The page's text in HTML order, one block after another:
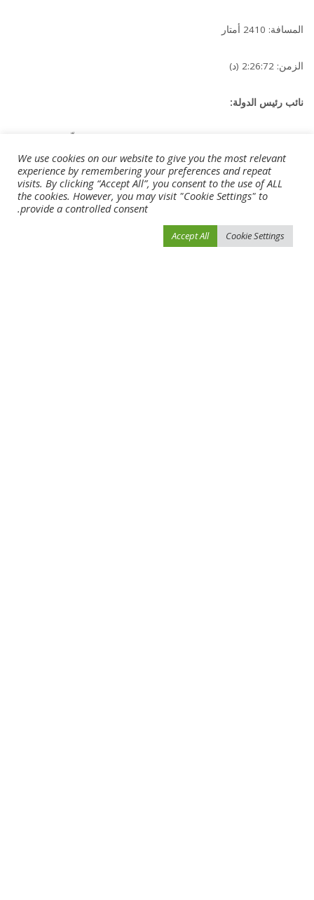
المسافة: 2410 أمتار
الزمن: 2:26:72 (د)
نائب رئيس الدولة:
والفرسان محل كل ترحيب وحفاوة.
. لا نتأخر عن مشاركة تجربتنا التنظيمية الناجحة مع جميع الأشقاء
. رياضات الخيل وسباقاتها مكون أصيل في ثقافتنا العربية وتراثنا الخليجي
We use cookies on our website to give you the most relevant
experience by remembering your preferences and repeat
visits. By clicking “Accept All”, you consent to the use of ALL
the cookies. However, you may visit "Cookie Settings" to
provide a controlled consent.
Cookie Settings
Accept All